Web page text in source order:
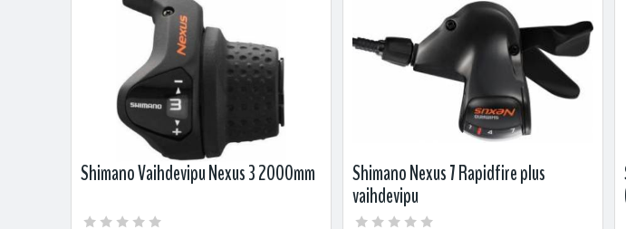
Shimano Vaihdevipu Nexus 3 2000mm
Shimano Nexus 7 Rapidfire plus
vaihdevipu